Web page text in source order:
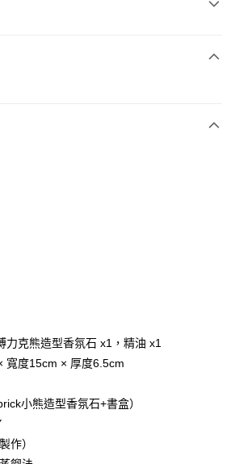
，台灣大哥大用戶可立即使用無須另外申請。
分期」，訂單成立後會自動跳轉到大哥付的交易
擇欲分期的期數、繳款截止日，確認付款後即完
及費用金額請依後續交易確認頁面所載為準。
前往確認交易或遇審核未通過，訂單將自動取
過狀況，表示未達大哥付你分期系統評分，恕無
，「大哥付你分期」於每月結算日後寄送繳費提
】
商品之後才付款」的支付方式。 讓您購物簡單
不需綁卡、不需儲值。
簡訊認證，即可結帳。
務後，再付款。
力克熊造型香氛石 x1，精油 x1
寬度15cm × 厚度6.5cm
小熊造型香氛石+書盒）
作）